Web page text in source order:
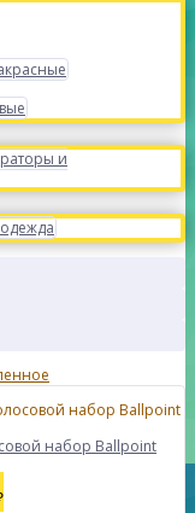
и
набор Ballpoint